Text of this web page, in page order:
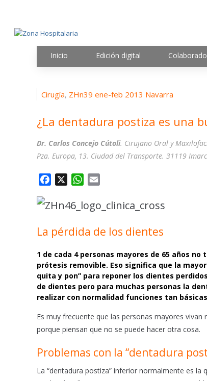
Inicio Edición digital
Cirugía, ZHn39 ene-feb 2013 Navarra
¿La dentadura postiza es una
Dr. Carlos Concejo Cútoli. Cirujano Oral y
Pza. Europa, 13. Ciudad del Transporte. 31119
c
b
o
o
k
W
a
s
p
p
a
l
La pérdida de los dientes
1 de cada 4 personas mayores de 65 años
prótesis removible. Eso significa que la
quita y pon” para reponer los dientes
de dientes pero para muchas personas la
realizar con normalidad funciones tan
Es muy frecuente que las personas mayores
porque piensan que no se puede hacer otra cosa.
Problemas con la “dentadura
La “dentadura postiza” inferior normalmente es